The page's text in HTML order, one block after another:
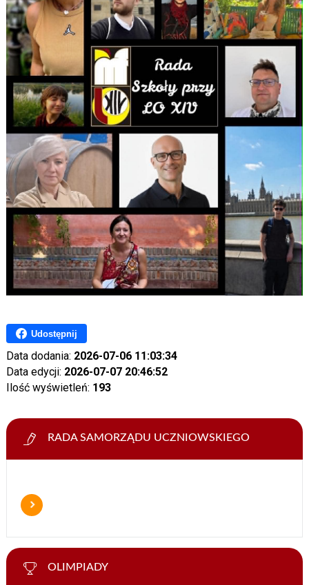
Udostępnij
Data dodania: 2026-07-06 11:03:34
Data edycji: 2026-07-07 20:46:52
Ilość wyświetleń: 193
RADA SAMORZĄDU UCZNIOWSKIEGO
OLIMPIADY